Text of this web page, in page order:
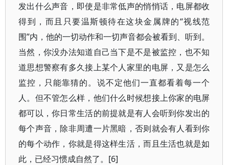
发出什么声音，即使是非常低声的悄悄话，电屏都收
得到，而且只要温斯顿待在这块金属牌的“视线范
围”内，他的一切动作和一切声音都会被看到、听到。
当然，你没办法知道自己当下是不是被监控，也不知
道思想警察有多久接上某个人家里的电屏，又是怎么
监控，只能靠猜的。说不定他们一直都看着每一个
人。但不管怎么样，他们什么时候想接上你家的电屏
都可以，你日常生活的前提就是有人会听到你发出的
每个声音，除非周遭一片黑暗，否则就会有人看到你
的每个动作，你就是得这样生活，而且生活也就是如
此，已经习惯成自然了。[6]